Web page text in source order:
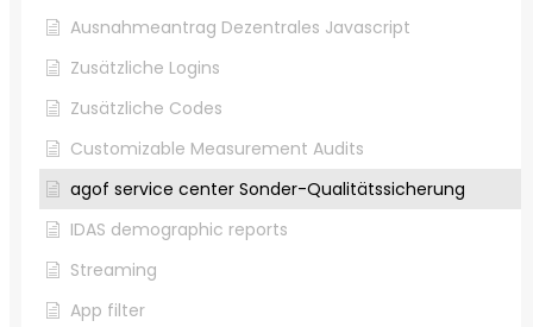
Ausnahmeantrag Dezentrales Javascript
Zusätzliche Logins
Zusätzliche Codes
Customizable Measurement Audits
agof service center Sonder-Qualitätssicherung
IDAS demographic reports
Streaming
App filter